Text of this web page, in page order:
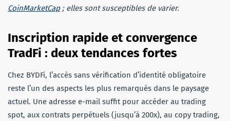
CoinMarketCap; elles sont susceptibles de varier.
Inscription rapide et convergence
TradFi : deux tendances fortes
Chez BYDFi, l’accès sans vérification d’identité obligatoire
reste l’un des aspects les plus remarqués dans le paysage
actuel. Une adresse e-mail suffit pour accéder au trading
spot, aux contrats perpétuels (jusqu’à 200x), au copy trading,